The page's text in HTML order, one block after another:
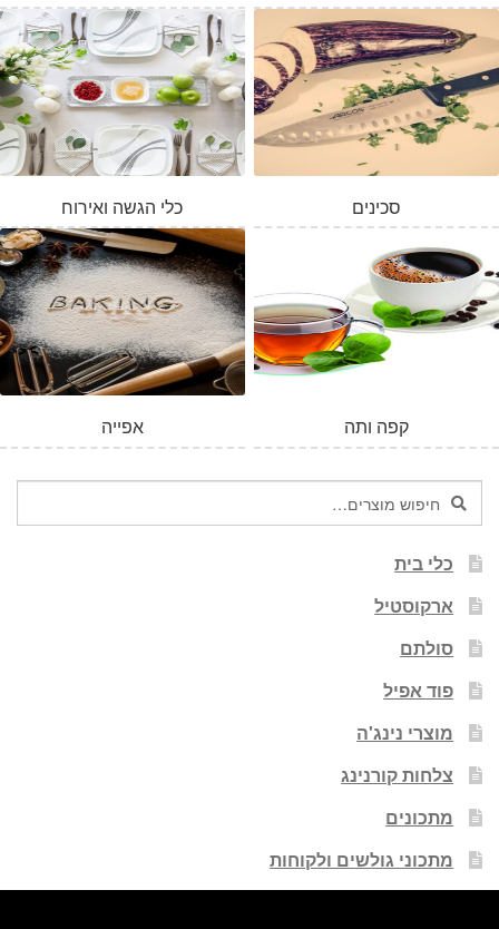
המלאי אזל
כלי הגשה ואירוח סכינים
אפייה קפה ותה
חיפוש
עבור:
חיפוש
כלי בית
ארקוסטיל
סולתם
פוד אפיל
מוצרי נינג'ה
צלחות קורנינג
מתכונים
מתכוני גולשים ולקוחות